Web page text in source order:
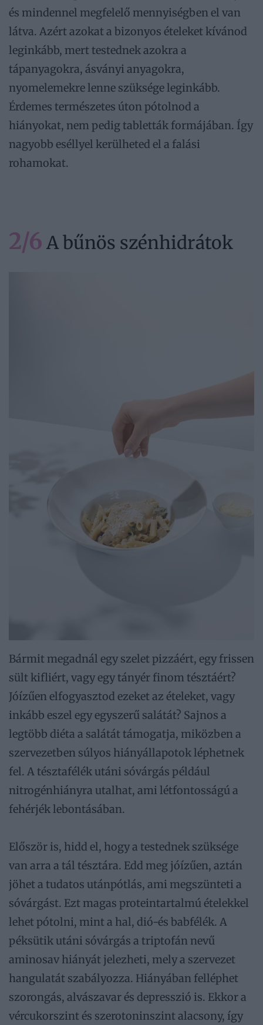
és mindennel megfelelő mennyiségben el van
látva. Azért azokat a bizonyos ételeket kívánod
leginkább, mert testednek azokra a
tápanyagokra, ásványi anyagokra,
nyomelemekre lenne szüksége leginkább.
Érdemes természetes úton pótolnod a
hiányokat, nem pedig tabletták formájában. Így
nagyobb eséllyel kerülheted el a falási
rohamokat.
2/6 A bűnös szénhidrátok
Bármit megadnál egy szelet pizzáért, egy frissen
sült kifliért, vagy egy tányér finom tésztáért?
Jóízűen elfogyasztod ezeket az ételeket, vagy
inkább eszel egy egyszerű salátát? Sajnos a
legtöbb diéta a salátát támogatja, miközben a
szervezetben súlyos hiányállapotok léphetnek
fel. A tésztafélék utáni sóvárgás például
nitrogénhiányra utalhat, ami létfontosságú a
fehérjék lebontásában.
Először is, hidd el, hogy a testednek szüksége
van arra a tál tésztára. Edd meg jóízűen, aztán
jöhet a tudatos utánpótlás, ami megszünteti a
sóvárgást. Ezt magas proteintartalmú ételekkel
lehet pótolni, mint a hal, dió-és babfélék. A
péksütik utáni sóvárgás a triptofán nevű
aminosav hiányát jelezheti, mely a szervezet
hangulatát szabályozza. Hiányában felléphet
szorongás, alvászavar és depresszió is. Ekkor a
vércukorszint és szerotoninszint alacsony, így